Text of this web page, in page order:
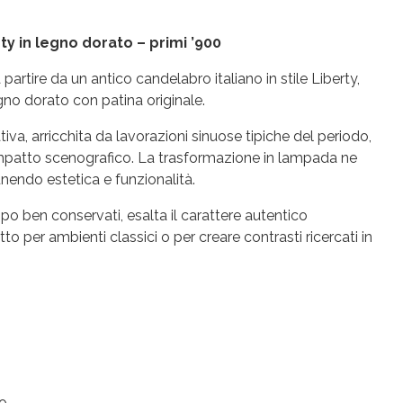
in legno dorato – primi ’900
da un antico candelabro italiano in stile Liberty,
dorato con patina originale.
arricchita da lavorazioni sinuose tipiche del periodo,
scenografico. La trasformazione in lampada ne
estetica e funzionalità.
ben conservati, esalta il carattere autentico
per ambienti classici o per creare contrasti ricercati in